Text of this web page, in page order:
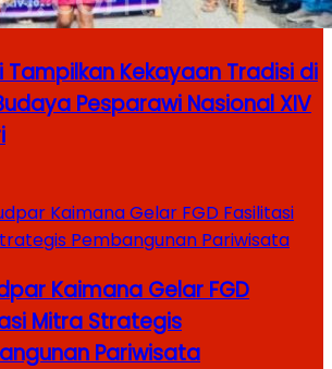
Tampilkan Kekayaan Tradisi di
Pesparawi Nasional XIV
Kaimana Gelar FGD
Mitra Strategis
Pariwisata